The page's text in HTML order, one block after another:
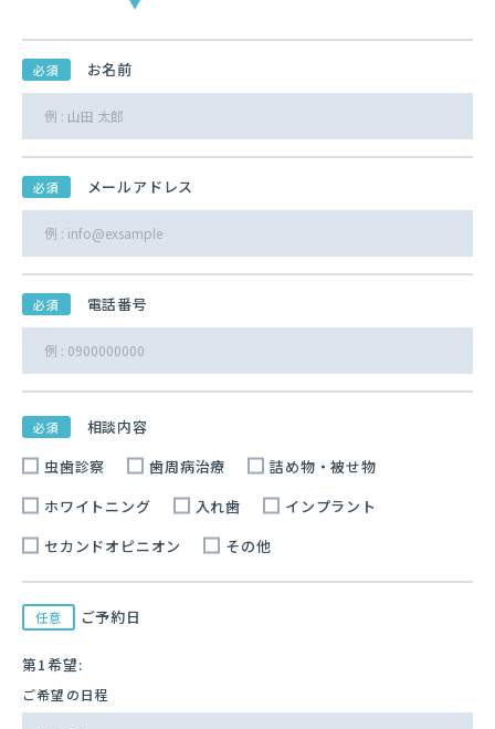
必須 お名前
必須 メールアドレス
必須 電話番号
必須
相談内容
虫歯診察
歯周病治療
詰め物・被せ物
ホワイトニング
入れ歯
インプラント
セカンドオピニオン
その他
任意 ご予約日
第1希望:
ご希望の日程